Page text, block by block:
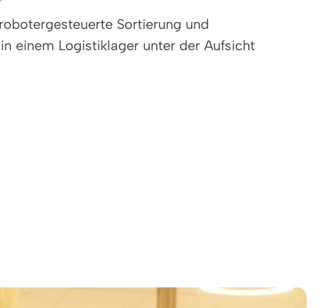
Sortierung und
einem Logistiklager unter der Aufsicht